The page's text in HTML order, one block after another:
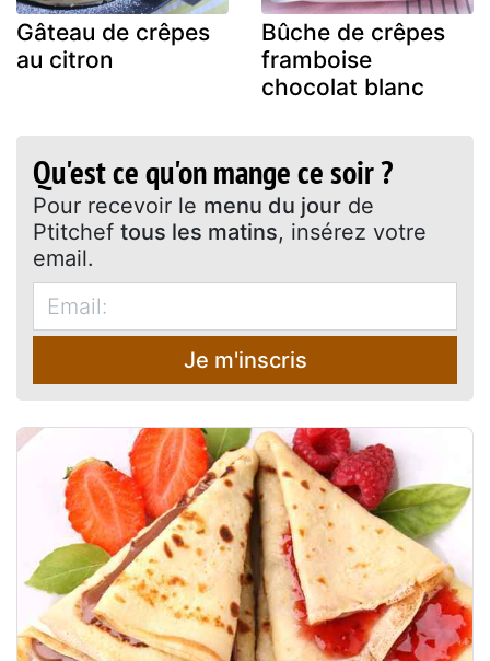
Gâteau de crêpes
au citron
Bûche de crêpes
framboise
chocolat blanc
Qu'est ce qu'on mange ce soir ?
Pour recevoir le menu du jour de
Ptitchef tous les matins, insérez votre
email.
Je m'inscris